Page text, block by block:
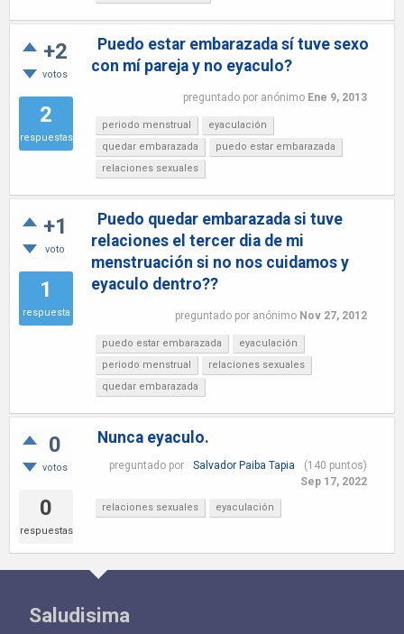
+2
votos
2
respuestas
Puedo estar embarazada sí tuve sexo
con mí pareja y no eyaculo?
preguntado por anónimo Ene 9, 2013
periodo menstrual
eyaculación
quedar embarazada
puedo estar embarazada
relaciones sexuales
+1
voto
1
respuesta
Puedo quedar embarazada si tuve
relaciones el tercer dia de mi
menstruación si no nos cuidamos y
eyaculo dentro??
preguntado por anónimo Nov 27, 2012
puedo estar embarazada
eyaculación
periodo menstrual
relaciones sexuales
quedar embarazada
0
votos
0
respuestas
Nunca eyaculo.
preguntado por Salvador Paiba Tapia (140 puntos)
Sep 17, 2022
relaciones sexuales eyaculación
Saludisima